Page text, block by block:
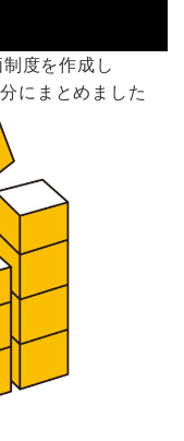
度を作成し
にまとめました